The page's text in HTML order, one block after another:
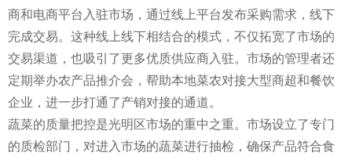
商和电商平台入驻市场，通过线上平台发布采购需求，线下
完成交易。这种线上线下相结合的模式，不仅拓宽了市场的
交易渠道，也吸引了更多优质供应商入驻。市场的管理者还
定期举办农产品推介会，帮助本地菜农对接大型商超和餐饮
企业，进一步打通了产销对接的通道。
蔬菜的质量把控是光明区市场的重中之重。市场设立了专门
的质检部门，对进入市场的蔬菜进行抽检，确保产品符合食